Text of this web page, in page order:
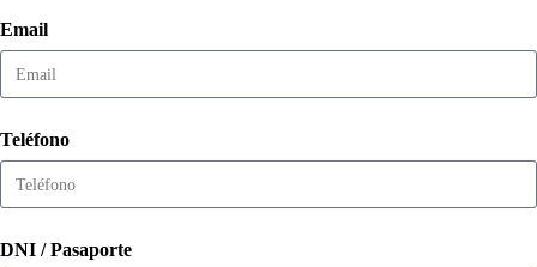
Email
Teléfono
DNI / Pasaporte